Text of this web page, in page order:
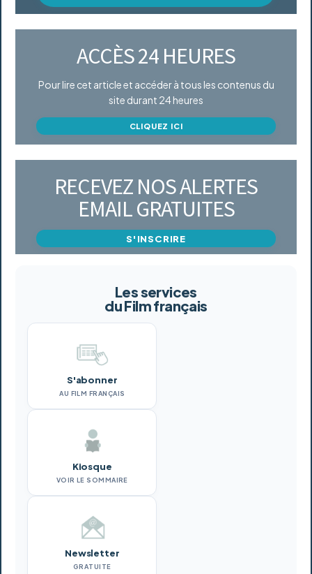
ACCÈS 24 HEURES
Pour lire cet article et accéder à tous les contenus du
site durant 24 heures
CLIQUEZ ICI
RECEVEZ NOS ALERTES
EMAIL GRATUITES
S'INSCRIRE
Les services
du Film français
S'abonner
AU FILM FRANÇAIS
Kiosque
VOIR LE SOMMAIRE
Newsletter
GRATUITE